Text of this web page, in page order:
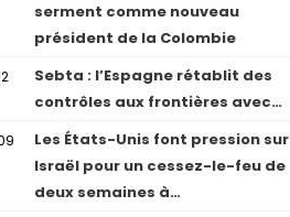
serment comme nouveau
président de la Colombie
Sebta : l’Espagne rétablit des
contrôles aux frontières avec…
Les États-Unis font pression sur
Israël pour un cessez-le-feu de
deux semaines à…